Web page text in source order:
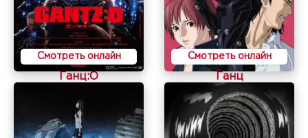
Смотреть онлайн
Ганц:O
Смотреть онлайн
Ганц